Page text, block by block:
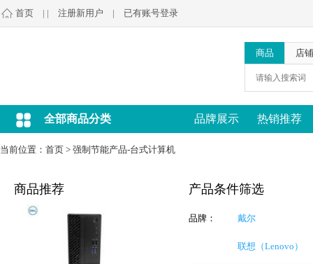
首页 | | 注册新用户 | 已有账号登录
商品 店铺
全部商品分类 品牌展示 热销推荐
当前位置： 首页 > 强制节能产品-台式计算机
商品推荐 产品条件筛选
品牌： 戴尔
联想（Lenovo）